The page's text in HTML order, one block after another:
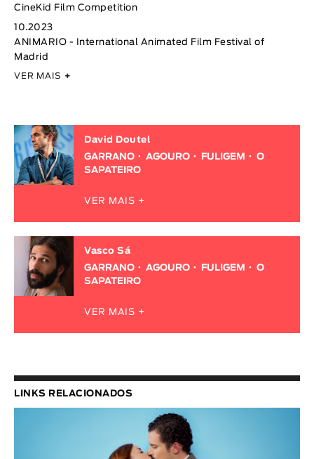
CineKid Film Competition
10.2023
ANIMARIO - International Animated Film Festival of
Madrid
VER MAIS +
David Doutel
GARRANO
AGOURO FULIGEM
O
SAPATEIRO
VER MAIS +
Vasco Sá
GARRANO
AGOURO FULIGEM
O
SAPATEIRO
VER MAIS +
LINKS RELACIONADOS